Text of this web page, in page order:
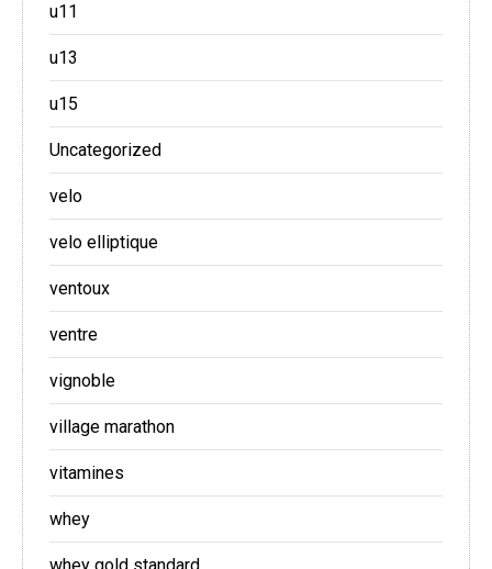
u11
u13
u15
Uncategorized
velo
velo elliptique
ventoux
ventre
vignoble
village marathon
vitamines
whey